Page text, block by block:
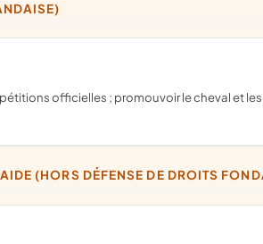
(HORS DÉFENSE DE DROITS